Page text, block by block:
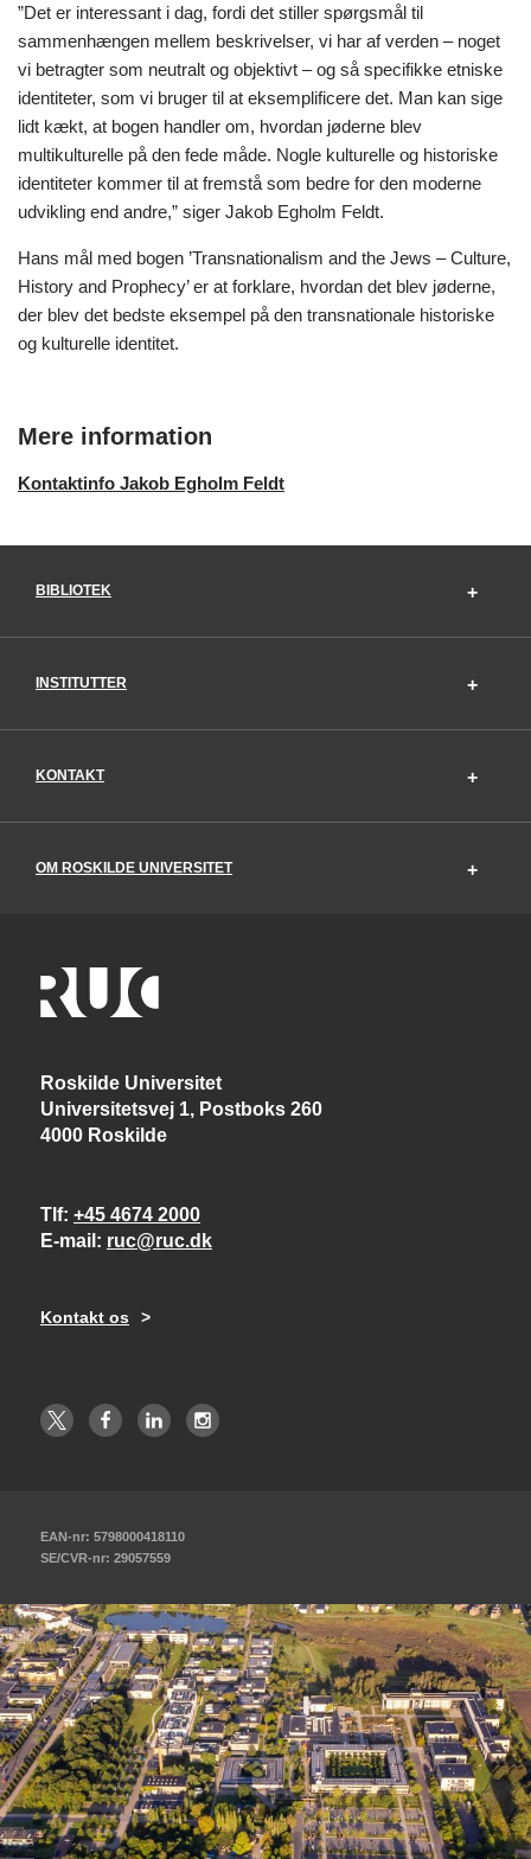
”Det er interessant i dag, fordi det stiller spørgsmål til
sammenhængen mellem beskrivelser, vi har af verden – noget
vi betragter som neutralt og objektivt – og så specifikke etniske
identiteter, som vi bruger til at eksemplificere det. Man kan sige
lidt kækt, at bogen handler om, hvordan jøderne blev
multikulturelle på den fede måde. Nogle kulturelle og historiske
identiteter kommer til at fremstå som bedre for den moderne
udvikling end andre,” siger Jakob Egholm Feldt.
Hans mål med bogen ’Transnationalism and the Jews – Culture,
History and Prophecy’ er at forklare, hvordan det blev jøderne,
der blev det bedste eksempel på den transnationale historiske
og kulturelle identitet.
Mere information
Kontaktinfo Jakob Egholm Feldt
BIBLIOTEK
INSTITUTTER
KONTAKT
OM ROSKILDE UNIVERSITET
Roskilde Universitet
Universitetsvej 1, Postboks 260
4000 Roskilde
Tlf +45 4674 2000
E-mail
ruc@ruc.dk
Kontakt os
EAN-nr: 5798000418110
SE/CVR-nr: 29057559